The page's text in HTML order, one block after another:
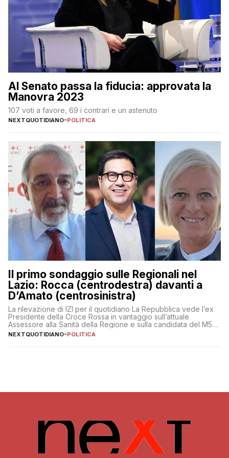
Al Senato passa la fiducia: approvata la
Manovra 2023
107 voti a favore, 69 i contrari e un astenuto
NEXTQUOTIDIANO-POLITICA
Il primo sondaggio sulle Regionali nel
Lazio: Rocca (centrodestra) davanti a
D’Amato (centrosinistra)
La rilevazione di IZI per il quotidiano La Repubblica vede l’ex
Presidente della Croce Rossa in vantaggio sull’attuale
Assessore alla Sanità della Regione e sulla candidata del M5S
Donatella Bianchi
NEXTQUOTIDIANO-POLITICA